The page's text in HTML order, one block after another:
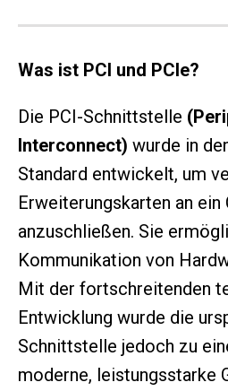
Was ist PCI und PCIe?
Die PCI-Schnittstelle
Interconnect) wurde in
Standard entwickelt, um
Erweiterungskarten an
anzuschließen. Sie
Kommunikation von
Mit der fortschreitenden
Entwicklung wurde die
Schnittstelle jedoch zu
moderne, leistungsstarke